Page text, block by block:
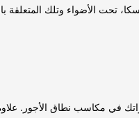
الأضواء وتلك المتعلقة
في مكاسب نطاق الأجور.